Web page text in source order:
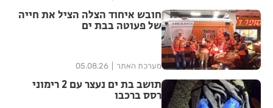
חובש איחוד הצלה הציל את חייה
של פעוטה בבת ים
מערכת האתר 05.08.26
תושב בת ים נעצר עם 2 רימוני
רסס ברכבו